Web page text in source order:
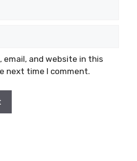
email, and website in this
next time I comment.